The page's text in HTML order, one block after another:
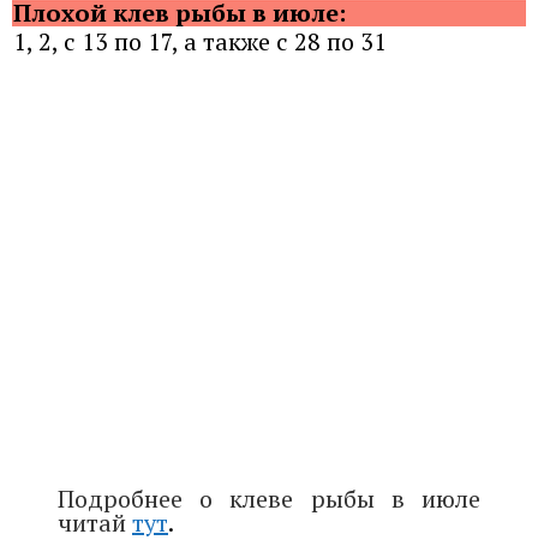
Плохой клев рыбы в июле:
1, 2, с 13 по 17, а также с 28 по 31
Подробнее о клеве рыбы в июле
читайтут.